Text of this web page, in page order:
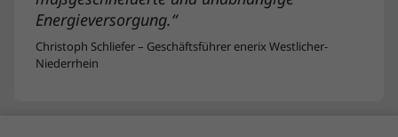
Energieversorgung.“
Christoph Schliefer – Geschäftsführer enerix Westlicher-
Niederrhein